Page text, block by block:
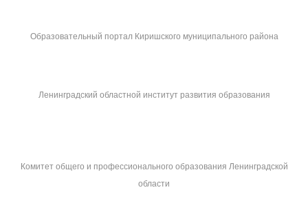
Образовательный портал Киришского муниципального района
Ленинградский областной институт развития образования
Комитет общего и профессионального образования Ленинградской
области